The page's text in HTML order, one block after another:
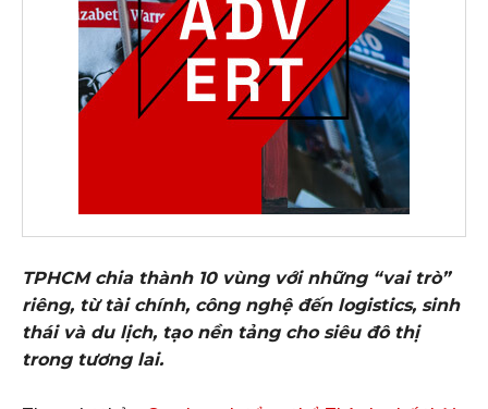
TPHCM chia thành 10 vùng với những “vai trò”
riêng, từ tài chính, công nghệ đến logistics, sinh
thái và du lịch, tạo nền tảng cho siêu đô thị
trong tương lai.